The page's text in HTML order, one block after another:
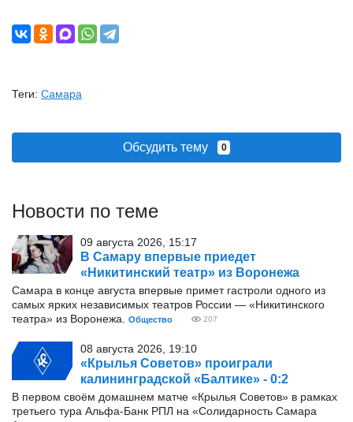
Теги: Самара
Обсудить тему 0
Новости по теме
09 августа 2026, 15:17
В Самару впервые приедет
«Никитинский театр» из Воронежа
Самара в конце августа впервые примет гастроли одного из
самых ярких независимых театров России — «Никитинского
театра» из Воронежа.
Общество 207
08 августа 2026, 19:10
«Крылья Советов» проиграли
калининградской «Балтике» - 0:2
В первом своём домашнем матче «Крылья Советов» в рамках
третьего тура Альфа-Банк РПЛ на «Солидарность Самара